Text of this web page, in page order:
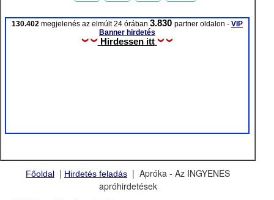
130.402 megjelenés az elmúlt 24 órában 3.830 partner oldalon - VIP
Banner hirdetés
Hirdessen itt
Főoldal | Hirdetés feladás | Apróka - Az INGYENES
apróhirdetések